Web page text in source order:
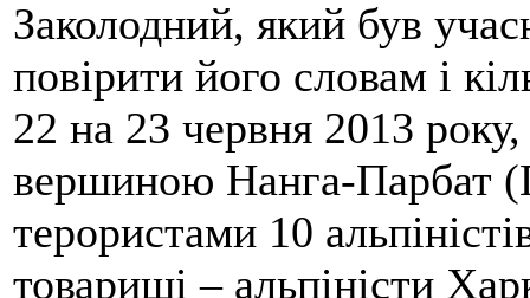
Заколодний, який був
повірити його словам і
22 на 23 червня 2013
вершиною Нанга-Парбат
терористами 10
товариші – альпіністи